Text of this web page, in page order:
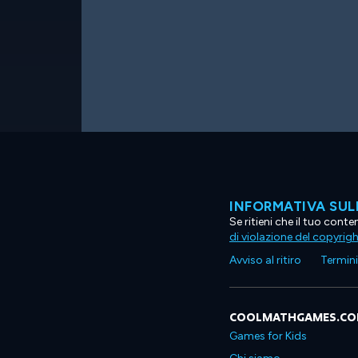
INFORMATIVA
Se ritieni che il tuo
di violazione del
Avviso al ritiro
Games for Kids